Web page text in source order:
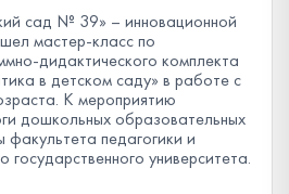
сад № 39» – инновационной
мастер-класс по
дидактического комплекта
в детском саду» в работе с
К мероприятию
дошкольных образовательных
факультета педагогики и
государственного университета.